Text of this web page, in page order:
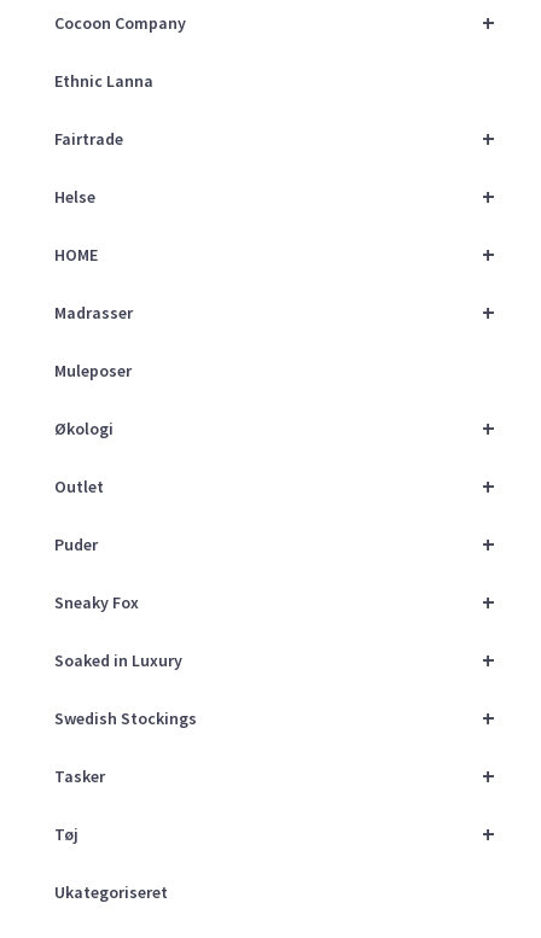
+
Cocoon Company
Ethnic Lanna
+
Fairtrade
+
Helse
+
HOME
+
Madrasser
Muleposer
+
Økologi
+
Outlet
+
Puder
+
Sneaky Fox
+
Soaked in Luxury
+
Swedish Stockings
+
Tasker
+
Tøj
Ukategoriseret